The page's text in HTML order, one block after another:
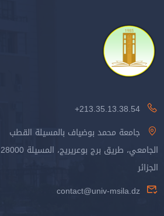
213.35.13.38.54+
جامعة محمد بوضياف بالمسيلة القطب
الجامعي، طريق برج بوعريريج، المسيلة 28000
الجزائر
contact@univ-msila.dz